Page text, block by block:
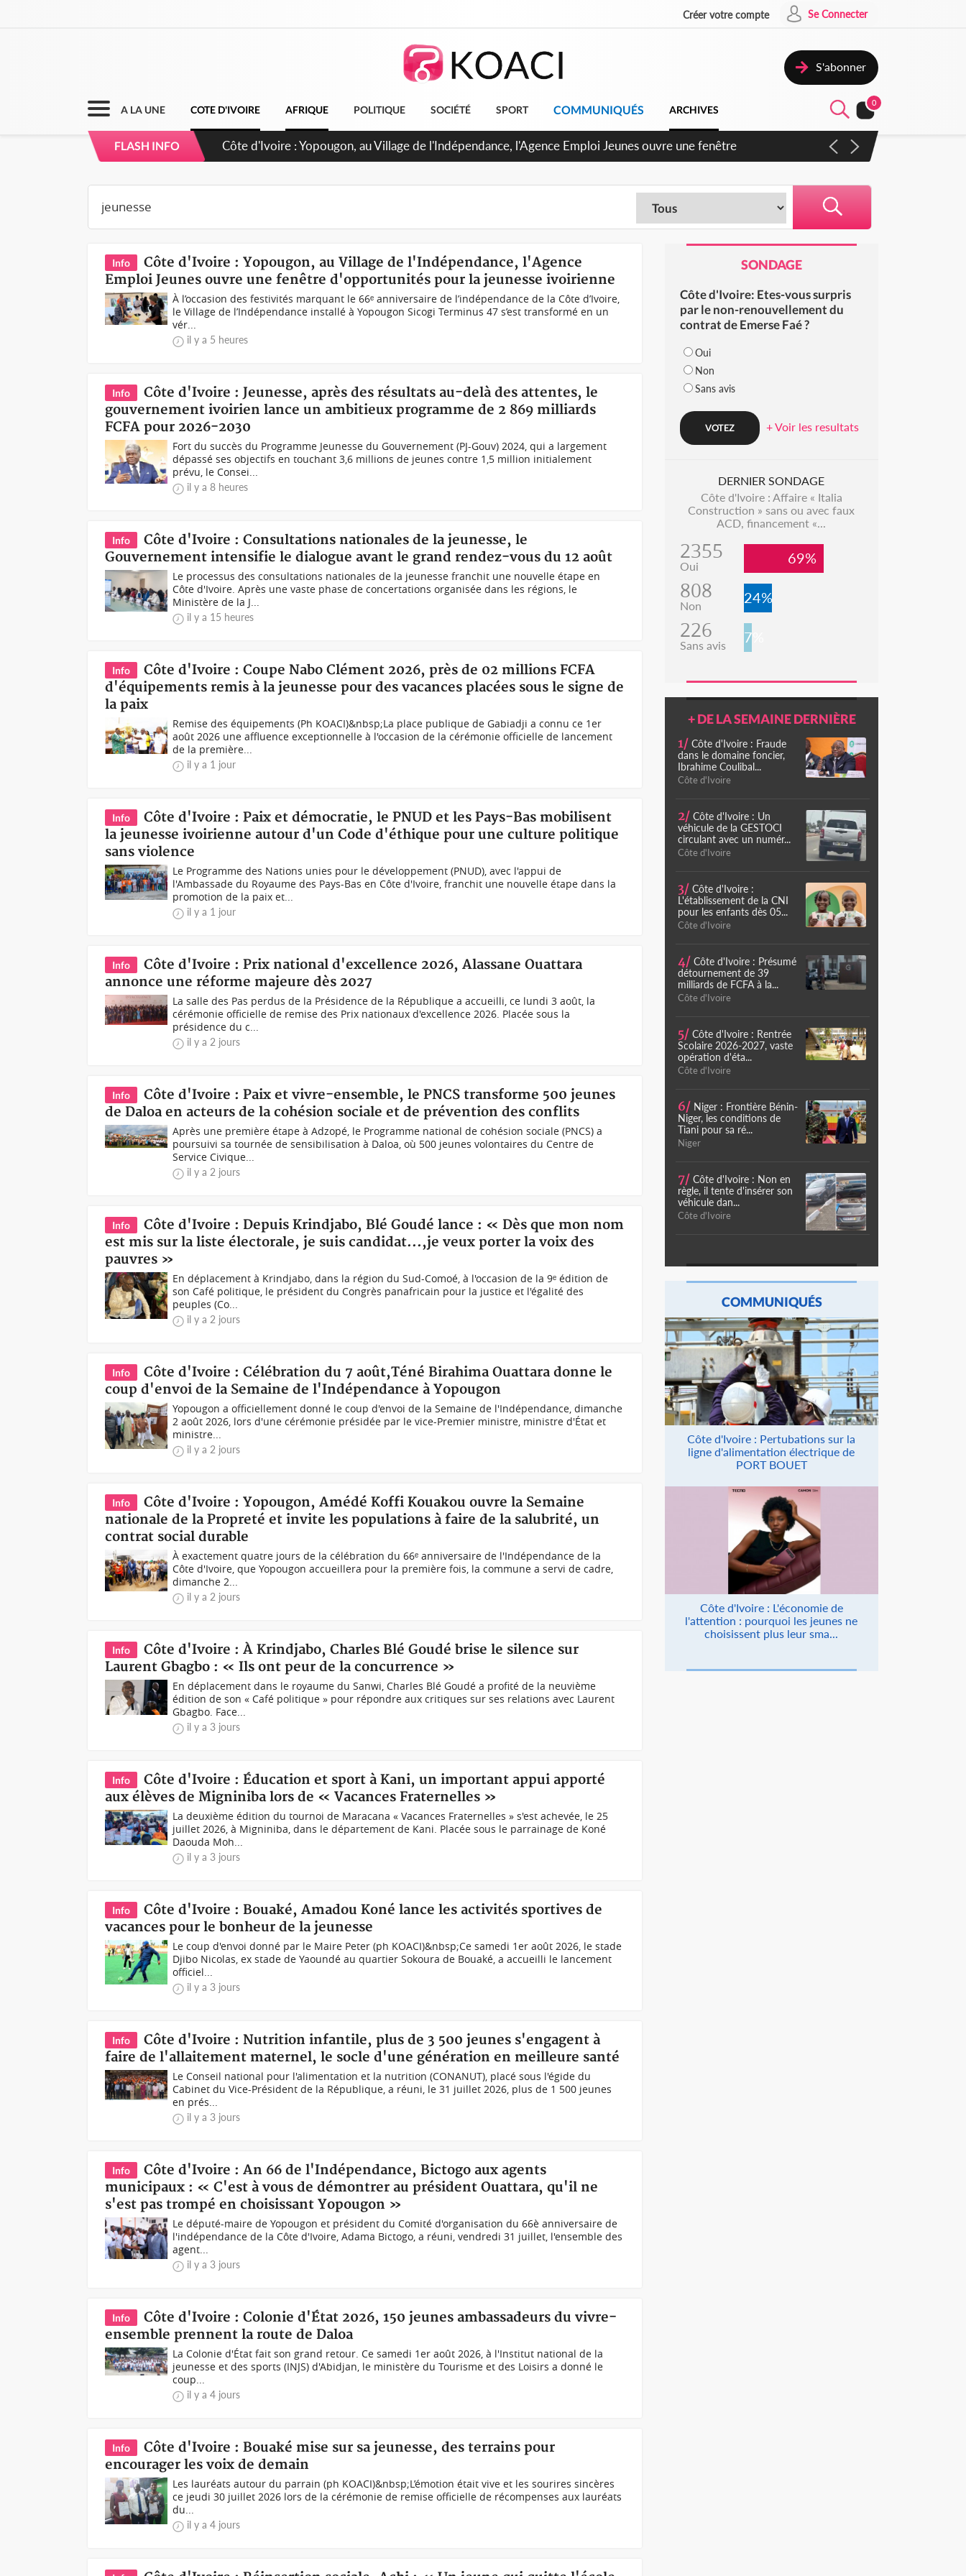
Créer votre compte Se Connecter
S'abonner
A LA UNE COTE D'IVOIRE AFRIQUE POLITIQUE SOCIÉTÉ SPORT COMMUNIQUÉS ARCHIVES
0
FLASH INFO
Côte d'Ivoire : CHU de Treichville, après la fronde, les agents contractuels obtiennent un accord avec la
Info
Côte d'Ivoire : Yopougon, au Village de l'Indépendance, l'Agence
Emploi Jeunes ouvre une fenêtre d'opportunités pour la jeunesse ivoirienne
À l’occasion des festivités marquant le 66ᵉ anniversaire de l’indépendance de la Côte d’Ivoire,
le Village de l’Indépendance installé à Yopougon Sicogi Terminus 47 s’est transformé en un
vér...
il y a 5 heures
Info
Côte d'Ivoire : Jeunesse, après des résultats au-delà des attentes, le
gouvernement ivoirien lance un ambitieux programme de 2 869 milliards
FCFA pour 2026-2030
Fort du succès du Programme Jeunesse du Gouvernement (PJ-Gouv) 2024, qui a largement
dépassé ses objectifs en touchant 3,6 millions de jeunes contre 1,5 million initialement
prévu, le Consei...
il y a 8 heures
Info
Côte d'Ivoire : Consultations nationales de la jeunesse, le
Gouvernement intensifie le dialogue avant le grand rendez-vous du 12 août
Le processus des consultations nationales de la jeunesse franchit une nouvelle étape en
Côte d'Ivoire. Après une vaste phase de concertations organisée dans les régions, le
Ministère de la J...
il y a 15 heures
Info
Côte d'Ivoire : Coupe Nabo Clément 2026, près de 02 millions FCFA
d'équipements remis à la jeunesse pour des vacances placées sous le signe de
la paix
Remise des équipements (Ph KOACI)&nbsp;La place publique de Gabiadji a connu ce 1er
août 2026 une affluence exceptionnelle à l'occasion de la cérémonie officielle de lancement
de la première...
il y a 1 jour
Info
Côte d'Ivoire : Paix et démocratie, le PNUD et les Pays-Bas mobilisent
la jeunesse ivoirienne autour d'un Code d'éthique pour une culture politique
sans violence
Le Programme des Nations unies pour le développement (PNUD), avec l'appui de
l'Ambassade du Royaume des Pays-Bas en Côte d'Ivoire, franchit une nouvelle étape dans la
promotion de la paix et...
il y a 1 jour
Info
Côte d'Ivoire : Prix national d'excellence 2026, Alassane Ouattara
annonce une réforme majeure dès 2027
La salle des Pas perdus de la Présidence de la République a accueilli, ce lundi 3 août, la
cérémonie officielle de remise des Prix nationaux d'excellence 2026. Placée sous la
présidence du c...
il y a 2 jours
Info
Côte d'Ivoire : Paix et vivre-ensemble, le PNCS transforme 500 jeunes
de Daloa en acteurs de la cohésion sociale et de prévention des conflits
Après une première étape à Adzopé, le Programme national de cohésion sociale (PNCS) a
poursuivi sa tournée de sensibilisation à Daloa, où 500 jeunes volontaires du Centre de
Service Civique...
il y a 2 jours
Info
Côte d'Ivoire : Depuis Krindjabo, Blé Goudé lance : « Dès que mon nom
est mis sur la liste électorale, je suis candidat...,je veux porter la voix des
pauvres »
En déplacement à Krindjabo, dans la région du Sud-Comoé, à l'occasion de la 9ᵉ édition de
son Café politique, le président du Congrès panafricain pour la justice et l'égalité des
peuples (Co...
il y a 2 jours
Info
Côte d'Ivoire : Célébration du 7 août,Téné Birahima Ouattara donne le
coup d'envoi de la Semaine de l'Indépendance à Yopougon
Yopougon a officiellement donné le coup d'envoi de la Semaine de l'Indépendance, dimanche
2 août 2026, lors d'une cérémonie présidée par le vice-Premier ministre, ministre d'État et
ministre...
il y a 2 jours
Info
Côte d'Ivoire : Yopougon, Amédé Koffi Kouakou ouvre la Semaine
nationale de la Propreté et invite les populations à faire de la salubrité, un
contrat social durable
À exactement quatre jours de la célébration du 66ᵉ anniversaire de l'Indépendance de la
Côte d'Ivoire, que Yopougon accueillera pour la première fois, la commune a servi de cadre,
dimanche 2...
il y a 2 jours
Info
Côte d'Ivoire : À Krindjabo, Charles Blé Goudé brise le silence sur
Laurent Gbagbo : « Ils ont peur de la concurrence »
En déplacement dans le royaume du Sanwi, Charles Blé Goudé a profité de la neuvième
édition de son « Café politique » pour répondre aux critiques sur ses relations avec Laurent
Gbagbo. Face...
il y a 3 jours
Info
Côte d'Ivoire : Éducation et sport à Kani, un important appui apporté
aux élèves de Migniniba lors de « Vacances Fraternelles »
La deuxième édition du tournoi de Maracana « Vacances Fraternelles » s'est achevée, le 25
juillet 2026, à Migniniba, dans le département de Kani. Placée sous le parrainage de Koné
Daouda Moh...
il y a 3 jours
Info
Côte d'Ivoire : Bouaké, Amadou Koné lance les activités sportives de
vacances pour le bonheur de la jeunesse
Le coup d'envoi donné par le Maire Peter (ph KOACI)&nbsp;Ce samedi 1er août 2026, le stade
Djibo Nicolas, ex stade de Yaoundé au quartier Sokoura de Bouaké, a accueilli le lancement
officiel...
il y a 3 jours
Info
Côte d'Ivoire : Nutrition infantile, plus de 3 500 jeunes s'engagent à
faire de l'allaitement maternel, le socle d'une génération en meilleure santé
Le Conseil national pour l'alimentation et la nutrition (CONANUT), placé sous l'égide du
Cabinet du Vice-Président de la République, a réuni, le 31 juillet 2026, plus de 1 500 jeunes
en prés...
il y a 3 jours
Info
Côte d'Ivoire : An 66 de l'Indépendance, Bictogo aux agents
municipaux : « C'est à vous de démontrer au président Ouattara, qu'il ne
s'est pas trompé en choisissant Yopougon »
Le député-maire de Yopougon et président du Comité d'organisation du 66è anniversaire de
l'indépendance de la Côte d'Ivoire, Adama Bictogo, a réuni, vendredi 31 juillet, l'ensemble des
agent...
il y a 3 jours
Info
Côte d'Ivoire : Colonie d'État 2026, 150 jeunes ambassadeurs du vivre-
ensemble prennent la route de Daloa
La Colonie d'État fait son grand retour. Ce samedi 1er août 2026, à l'Institut national de la
jeunesse et des sports (INJS) d'Abidjan, le ministère du Tourisme et des Loisirs a donné le
coup...
il y a 4 jours
Info
Côte d'Ivoire : Bouaké mise sur sa jeunesse, des terrains pour
encourager les voix de demain
Les lauréats autour du parrain (ph KOACI)&nbsp;L’émotion était vive et les sourires sincères
ce jeudi 30 juillet 2026 lors de la cérémonie de remise officielle de récompenses aux lauréats
du...
il y a 4 jours
SONDAGE
Côte d'Ivoire: Etes-vous surpris
par le non-renouvellement du
contrat de Emerse Faé ?
Oui
Non
Sans avis
+ Voir les resultats
DERNIER SONDAGE
Côte d'Ivoire : Affaire « Italia
Construction » sans ou avec faux
ACD, financement «...
2355
Oui 69%
808
Non 24%
226
Sans avis 7%
+ DE LA SEMAINE DERNIÈRE
1/ Côte d'Ivoire : Fraude
dans le domaine foncier,
Ibrahime Coulibal...
Côte d'Ivoire
2/ Côte d'Ivoire : Un
véhicule de la GESTOCI
circulant avec un numér...
Côte d'Ivoire
3/ Côte d'Ivoire :
L'établissement de la CNI
pour les enfants dès 05...
Côte d'Ivoire
4/ Côte d'Ivoire : Présumé
détournement de 39
milliards de FCFA à la...
Côte d'Ivoire
5/ Côte d'Ivoire : Rentrée
Scolaire 2026-2027, vaste
opération d'éta...
Côte d'Ivoire
6/ Niger : Frontière Bénin-
Niger, les conditions de
Tiani pour sa ré...
Niger
7/ Côte d'Ivoire : Non en
règle, il tente d'insérer son
véhicule dan...
Côte d'Ivoire
COMMUNIQUÉS
Côte d'Ivoire : Pertubations sur la
ligne d'alimentation électrique de
PORT BOUET
Côte d'Ivoire : L'économie de
l'attention : pourquoi les jeunes ne
choisissent plus leur sma...